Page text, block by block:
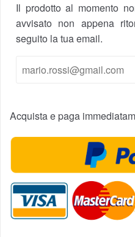
Il prodotto al momento
avvisato non appena
seguito la tua email.
Acquista e paga